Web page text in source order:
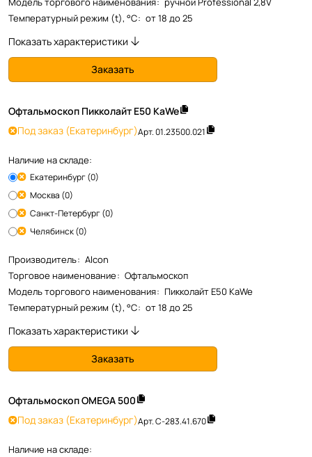
Температурный режим (t), °С: от 18 до 25
Показать характеристики
Заказать
Офтальмоскоп Пикколайт Е50 KaWe
Под заказ (Екатеринбург)Арт.01.23500.021
Наличие на складе:
Екатеринбург (0)
Москва (0)
Санкт-Петербург (0)
Челябинск (0)
Производитель: Alcon
Торговое наименование: Офтальмоскоп
Модель торгового наименования: Пикколайт Е50 KaWe
Температурный режим (t), °С: от 18 до 25
Показать характеристики
Заказать
Офтальмоскоп OMEGA 500
Под заказ (Екатеринбург)Арт.С-283.41.670
Наличие на складе: